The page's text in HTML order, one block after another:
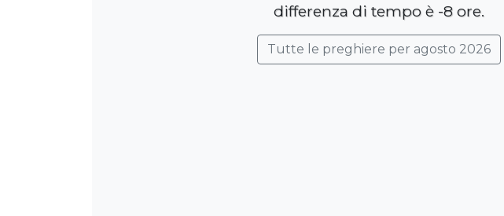
differenza di tempo è -8 ore.
Tutte le preghiere per agosto 2026